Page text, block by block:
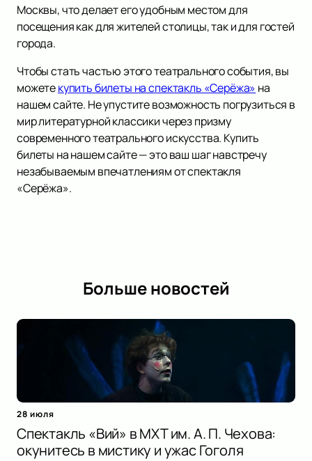
Москвы, что делает его удобным местом для
посещения как для жителей столицы, так и для гостей
города.
Чтобы стать частью этого театрального события, вы
можетекупить билеты на спектакль «Серёжа» на
нашем сайте. Не упустите возможность погрузиться в
мир литературной классики через призму
современного театрального искусства. Купить
билеты на нашем сайте — это ваш шаг навстречу
незабываемым впечатлениям от спектакля
«Серёжа».
Больше новостей
28 июля
Спектакль «Вий» в МХТ им. А. П. Чехова:
окунитесь в мистику и ужас Гоголя